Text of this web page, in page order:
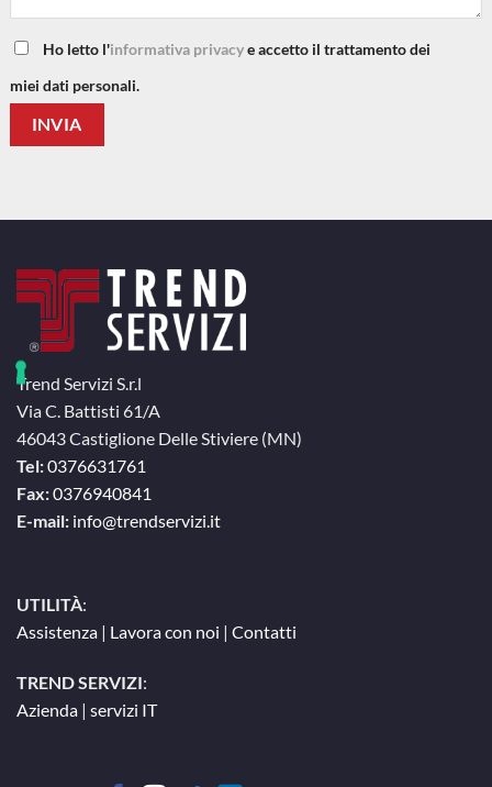
Ho letto l'informativa privacye accetto il trattamento dei
miei dati personali.
Trend Servizi S.r.l
Via C. Battisti 61/A
46043 Castiglione Delle Stiviere (MN)
Tel:0376631761
Fax:0376940841
E-mail: info@trendservizi.it
UTILITÀ:
Assistenza | Lavora con noi | Contatti
TREND SERVIZI:
Azienda | servizi IT